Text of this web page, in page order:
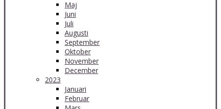
Maj
Juni
Juli
Augusti
September
Oktober
November
December
2023
Januari
Februar